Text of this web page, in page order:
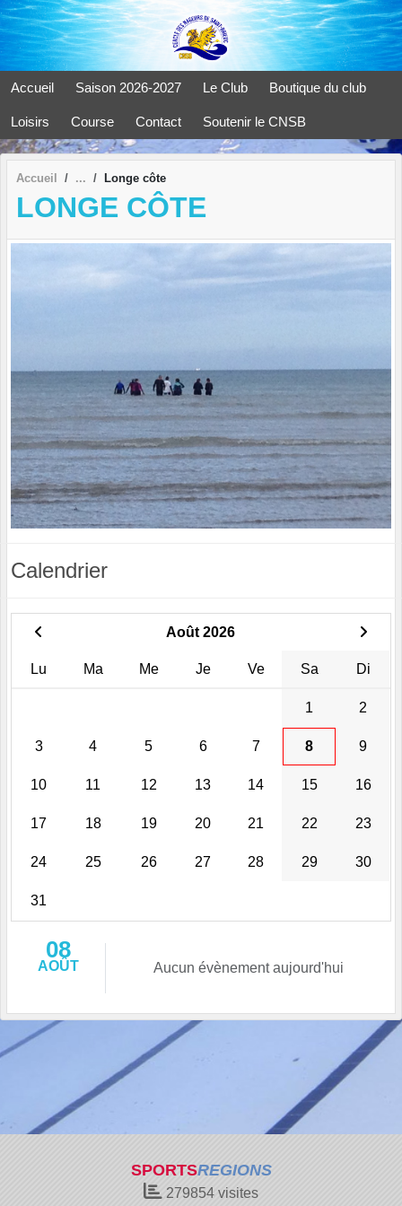
Accueil Saison 2026-2027 Le Club Boutique du club
Loisirs Course Contact Soutenir le CNSB
Accueil Longe côte
LONGE CÔTE
Calendrier
Août 2026
Lu Ma Me Je Ve Sa Di
1 2
3 4 5 6 7 8 9
10 11 12 13 14 15 16
17 18 19 20 21 22 23
24 25 26 27 28 29 30
31
08
AOÛT Aucun évènement aujourd'hui
SPORTSREGIONS
279854 visites
Panneau de gestion des cookies